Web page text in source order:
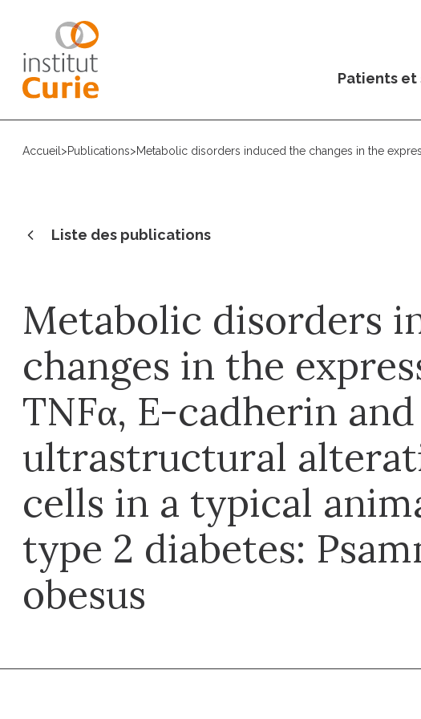
Patients et
Accueil >Publications>Metabolic disorders induced the changes in the
Liste des publications
Metabolic disorders
changes in the
TNFα, E-cadherin and
ultrastructural
cells in a typical
type 2 diabetes:
obesus